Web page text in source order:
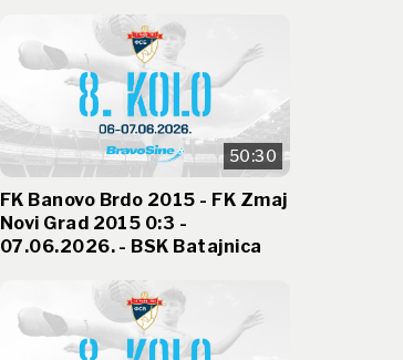
50:30
FK Banovo Brdo 2015 - FK Zmaj
Novi Grad 2015 0:3 -
07.06.2026. - BSK Batajnica